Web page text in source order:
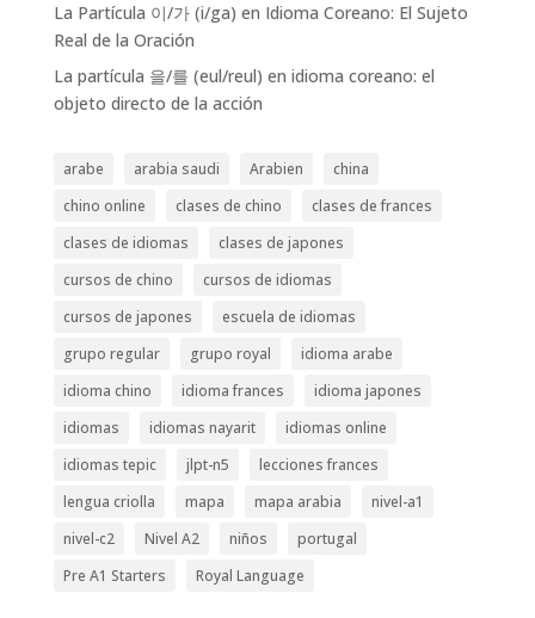
La Partícula 이/가 (i/ga) en Idioma Coreano: El Sujeto
Real de la Oración
La partícula 을/를 (eul/reul) en idioma coreano: el
objeto directo de la acción
arabe arabia saudi Arabien
china
chino online
clases de chino
clases de frances
clases de idiomas
clases de japones
cursos de chino
cursos de idiomas
cursos de japones
escuela de idiomas
grupo regular
grupo royal
idioma arabe
idioma chino
idioma frances
idioma japones
idiomas
idiomas nayarit
idiomas online
idiomas tepic
jlpt-n5
lecciones frances
lengua criolla
mapa mapa arabia
nivel-a1
nivel-c2
Nivel A2 niños
portugal
Pre A1 Starters
Royal Language